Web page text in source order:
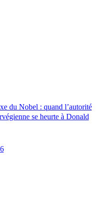
du Nobel : quand l’autorité
se heurte à Donald